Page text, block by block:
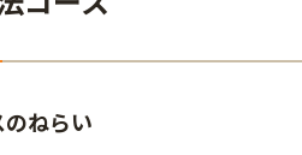
のねらい